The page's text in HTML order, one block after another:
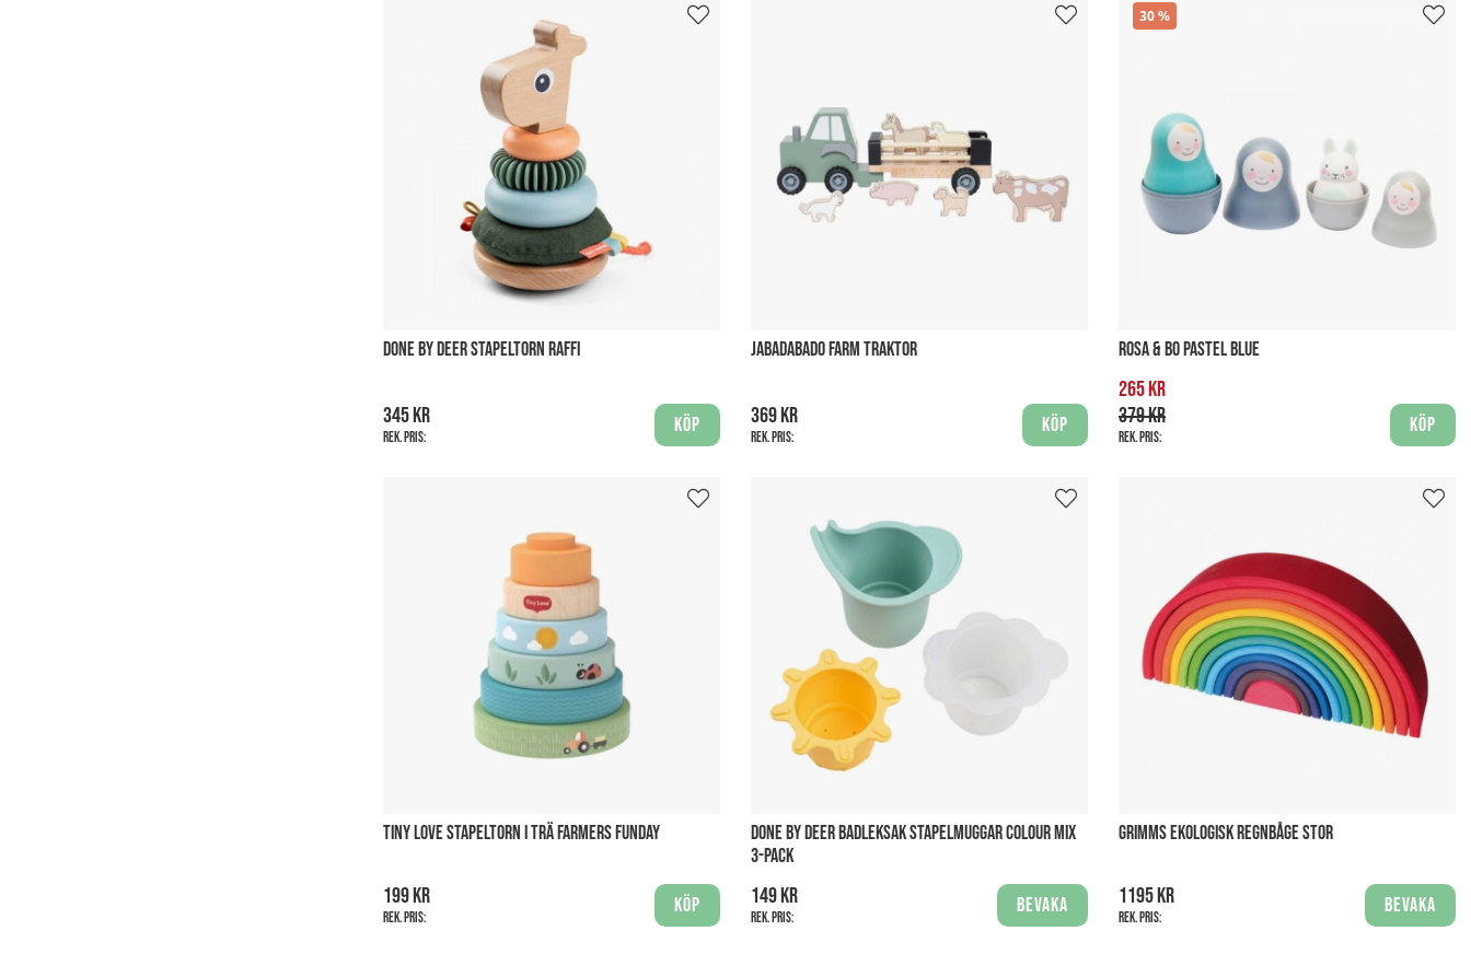
DONE BY DEER STAPELTORN RAFFI
345 kr
Rek. pris:
Köp
JABADABADO FARM TRAKTOR
369 kr
Rek. pris:
Köp
30
ROSA & BO PASTEL BLUE
265 kr
379 kr
Rek. pris:
Köp
TINY LOVE STAPELTORN I TRÄ FARMERS FUNDAY
199 kr
Rek. pris:
Köp
DONE BY DEER BADLEKSAK STAPELMUGGAR COLOUR MIX
3-PACK
149 kr
Rek. pris:
Bevaka
GRIMMS EKOLOGISK REGNBÅGE STOR
1195 kr
Rek. pris:
Bevaka